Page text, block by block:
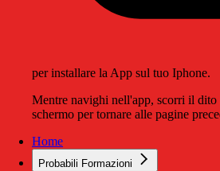
per installare la App sul tuo Iphone.
Mentre navighi nell'app, scorri il dito
schermo per tornare alle pagine
Home
Probabili Formazioni